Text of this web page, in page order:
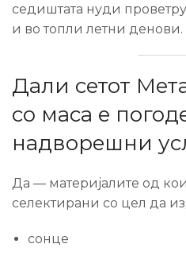
седиштата нуди
и во топли летни денови.
Дали сетот
со маса е
надворешни
Да — материјалите од
селектирани со цел да
сонце